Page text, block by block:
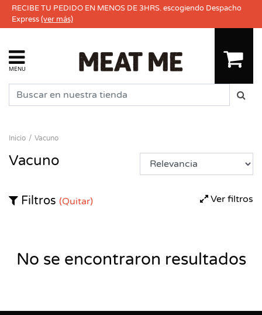
RECIBE TU PEDIDO EN MENOS DE 3HRS. escogiendo Despacho
Express(ver más)
MENU
Inicio Vacuno
Vacuno
Ver filtros
Filtros (Quitar)
No se encontraron resultados